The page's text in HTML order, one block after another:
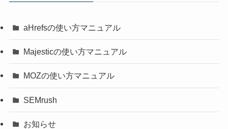
aHrefsの使い方マニュアル
Majesticの使い方マニュアル
MOZの使い方マニュアル
SEMrush
お知らせ